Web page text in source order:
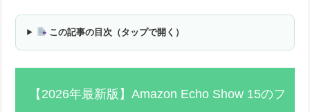
この記事の目次（タップで開く）
【2026年最新版】Amazon Echo Show 15のフ